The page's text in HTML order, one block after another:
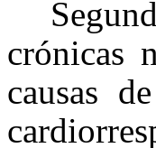
crónicas
causas